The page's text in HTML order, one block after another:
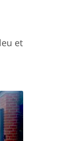
et